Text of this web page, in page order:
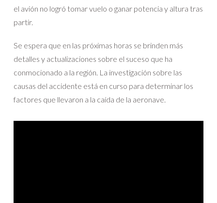
el avión no logró tomar vuelo o ganar potencia y altura tras
partir.
Se espera que en las próximas horas se brinden más
detalles y actualizaciones sobre el suceso que ha
conmocionado a la región. La investigación sobre las
causas del accidente está en curso para determinar los
factores que llevaron a la caída de la aeronave.